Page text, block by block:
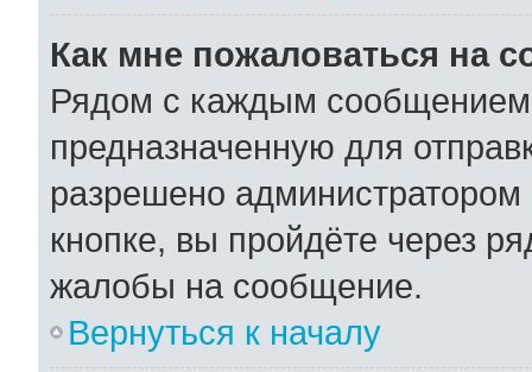
Как мне пожаловаться на
Рядом с каждым сообщением
предназначенную для
разрешено
кнопке, вы пройдёте через
жалобы на сообщение.
Вернуться к началу